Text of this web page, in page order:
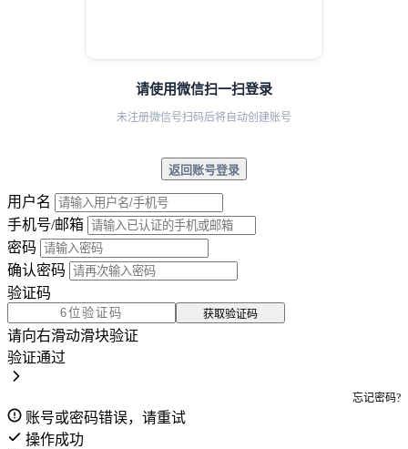
请使用微信扫一扫登录
未注册微信号扫码后将自动创建账号
返回账号登录
用户名
手机号/邮箱
密码
确认密码
验证码
获取验证码
请向右滑动滑块验证
验证通过
忘记密码?
账号或密码错误，请重试
操作成功